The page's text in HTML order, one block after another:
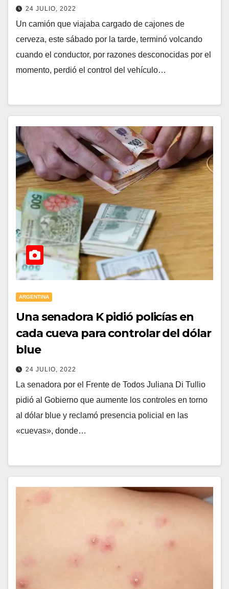
24 JULIO, 2022
Un camión que viajaba cargado de cajones de
cerveza, este sábado por la tarde, terminó volcando
cuando el conductor, por razones desconocidas por el
momento, perdió el control del vehículo…
ARGENTINA
Una senadora K pidió policías en
cada cueva para controlar del dólar
blue
24 JULIO, 2022
La senadora por el Frente de Todos Juliana Di Tullio
pidió al Gobierno que aumente los controles en torno
al dólar blue y reclamó presencia policial en las
«cuevas», donde…